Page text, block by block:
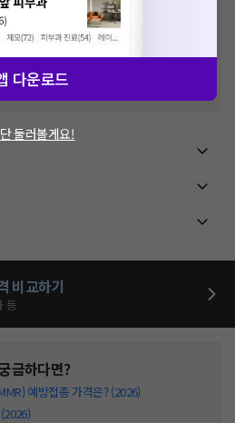
등으로 실제 가격과 상이할 수 있으니, 정확
의해주세요.
사평가원에 고지되어 있는 급여 진료 기준 가
비용이 추가되어, 병원마다 금액이 다르게
비교하기
등
금하다면?
예방접종 가격은? (2026)
다운로드
둘러볼게요!